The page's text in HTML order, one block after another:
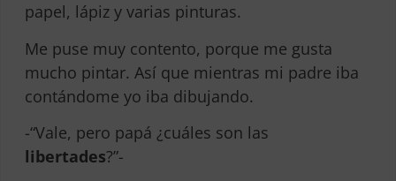
papel, lápiz y varias pinturas.
Me puse muy contento, porque me gusta
mucho pintar. Así que mientras mi padre iba
contándome yo iba dibujando.
-“Vale, pero papá ¿cuáles son las
libertades?”-